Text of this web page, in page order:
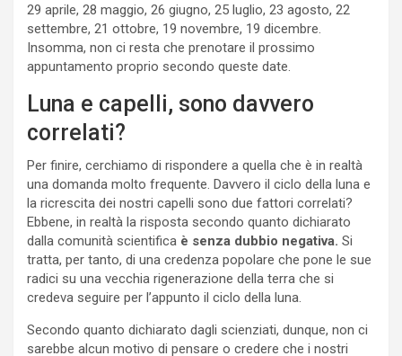
29 aprile, 28 maggio, 26 giugno, 25 luglio, 23 agosto, 22
settembre, 21 ottobre, 19 novembre, 19 dicembre.
Insomma, non ci resta che prenotare il prossimo
appuntamento proprio secondo queste date.
Luna e capelli, sono davvero
correlati?
Per finire, cerchiamo di rispondere a quella che è in realtà
una domanda molto frequente. Davvero il ciclo della luna e
la ricrescita dei nostri capelli sono due fattori correlati?
Ebbene, in realtà la risposta secondo quanto dichiarato
dalla comunità scientifica è senza dubbio negativa. Si
tratta, per tanto, di una credenza popolare che pone le sue
radici su una vecchia rigenerazione della terra che si
credeva seguire per l’appunto il ciclo della luna.
Secondo quanto dichiarato dagli scienziati, dunque, non ci
sarebbe alcun motivo di pensare o credere che i nostri